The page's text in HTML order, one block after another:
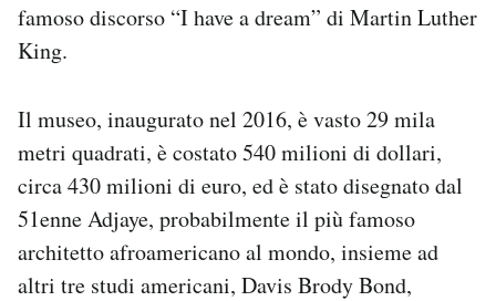
famoso discorso “I have a dream” di Martin Luther
King.
Il museo, inaugurato nel 2016, è vasto 29 mila
metri quadrati, è costato 540 milioni di dollari,
circa 430 milioni di euro, ed è stato disegnato dal
51enne Adjaye, probabilmente il più famoso
architetto afroamericano al mondo, insieme ad
altri tre studi americani, Davis Brody Bond,